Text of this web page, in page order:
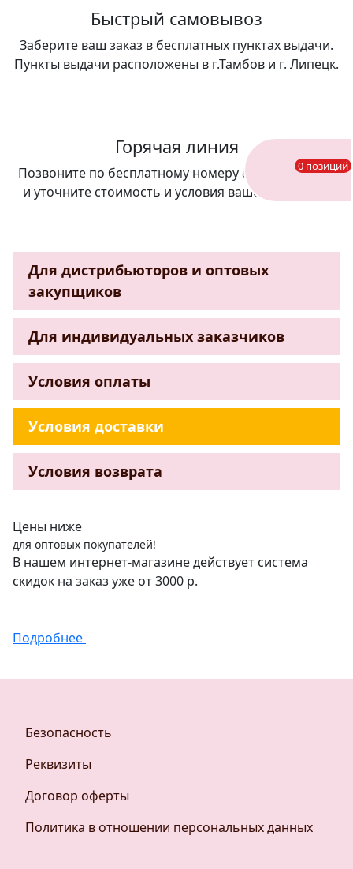
Для дистрибьюторов и оптовых
закупщиков
Для индивидуальных заказчиков
Условия оплаты
Условия доставки
Условия возврата
Цены ниже
для оптовых покупателей!
В нашем интернет-магазине действует система
скидок на заказ уже от 3000 р.
Подробнее
0 позиций
Быстрый самовывоз
Заберите ваш заказ в бесплатных пунктах выдачи.
Пункты выдачи расположены в г.Тамбов и г. Липецк.
Горячая линия
Позвоните по бесплатному номеру 8-800-777-10-32
и уточните стоимость и условия вашей доставки.
Безопасность
Реквизиты
Договор оферты
Политика в отношении персональных данных